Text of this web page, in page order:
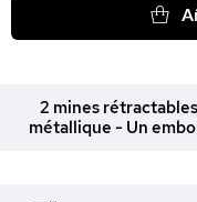
2 mines
métallique - Un